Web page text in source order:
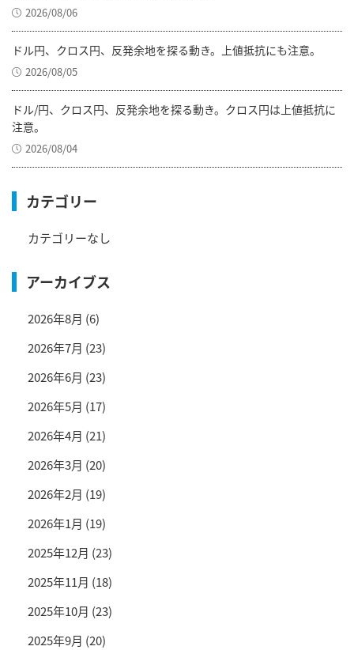
2026/08/06
ドル円、クロス円、反発余地を探る動き。上値抵抗にも注意。
2026/08/05
ドル/円、クロス円、反発余地を探る動き。クロス円は上値抵抗に
注意。
2026/08/04
カテゴリー
カテゴリーなし
アーカイブス
2026年8月 (6)
2026年7月 (23)
2026年6月 (23)
2026年5月 (17)
2026年4月 (21)
2026年3月 (20)
2026年2月 (19)
2026年1月 (19)
2025年12月 (23)
2025年11月 (18)
2025年10月 (23)
2025年9月 (20)